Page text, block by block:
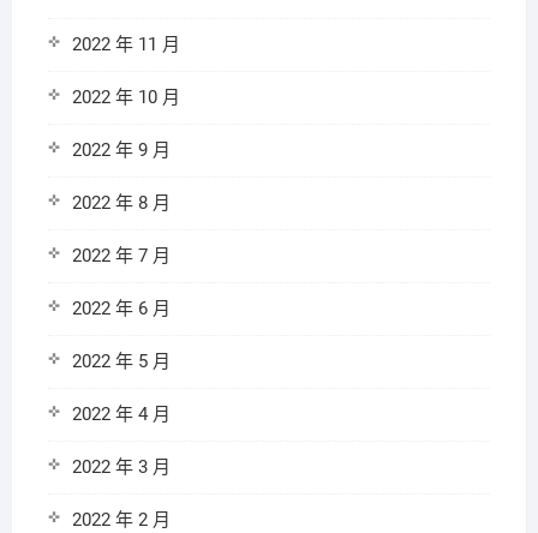
2022 年 11 月
2022 年 10 月
2022 年 9 月
2022 年 8 月
2022 年 7 月
2022 年 6 月
2022 年 5 月
2022 年 4 月
2022 年 3 月
2022 年 2 月